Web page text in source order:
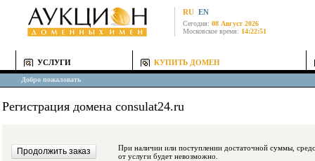
RU EN
Сегодня: 08 Август 2026
Московское время: 14:22:51
УСЛУГИ КУПИТЬ ДОМЕН
Добро пожаловать
Регистрация домена consulat24.ru
При наличии или поступлении достаточной суммы, средства будут
от услуги будет невозможно.